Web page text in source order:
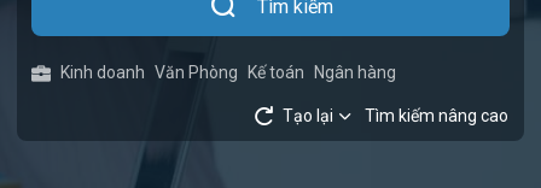
Tìm kiếm
Kinh doanh Văn Phòng Kế toán Ngân hàng
Tạo lại Tìm kiếm nâng cao